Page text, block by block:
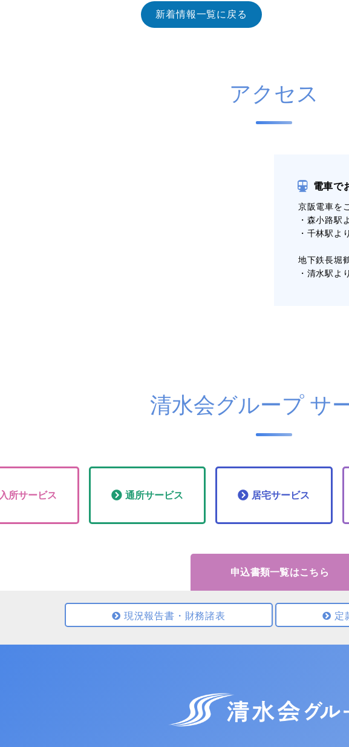
申込書類一覧はこちら
新着情報一覧に戻る
アクセス
電車で
京阪電車を
・森小路駅
・千林駅よ
地下鉄長堀
・清水駅よ
清水会グループ サ
入所サービス 通所サービス 居宅サービス
現況報告書・財務諸表 定